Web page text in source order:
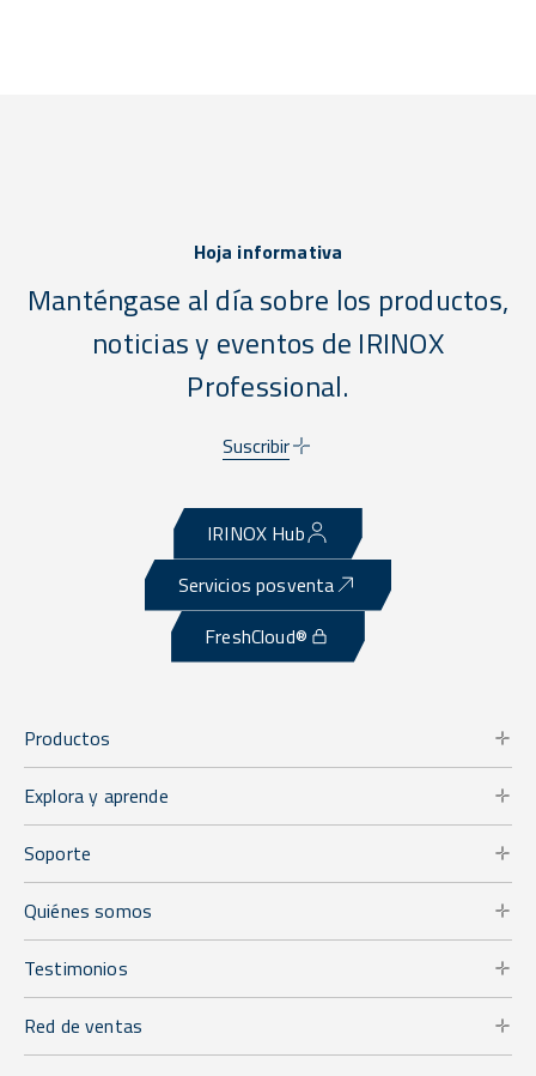
Hoja informativa
Manténgase al día sobre los productos,
noticias y eventos de IRINOX
Professional.
Suscribir
IRINOX Hub
Servicios posventa
FreshCloud®
Productos
Explora y aprende
Soporte
Quiénes somos
Testimonios
Red de ventas